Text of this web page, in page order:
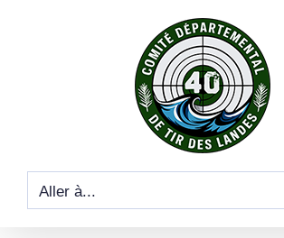
Aller à...